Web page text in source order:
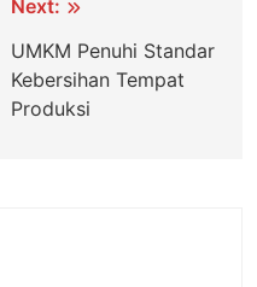
Next:
UMKM Penuhi Standar
Kebersihan Tempat
Produksi